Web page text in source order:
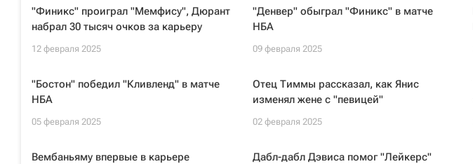
"Финикс" проиграл "Мемфису", Дюрант
набрал 30 тысяч очков за карьеру
12 февраля 2025
"Денвер" обыграл "Финикс" в матче
НБА
09 февраля 2025
"Бостон" победил "Кливленд" в матче
НБА
05 февраля 2025
Отец Тиммы рассказал, как Янис
изменял жене с "певицей"
02 февраля 2025
Вембаньяму впервые в карьере
Дабл-дабл Дэвиса помог "Лейкерс"